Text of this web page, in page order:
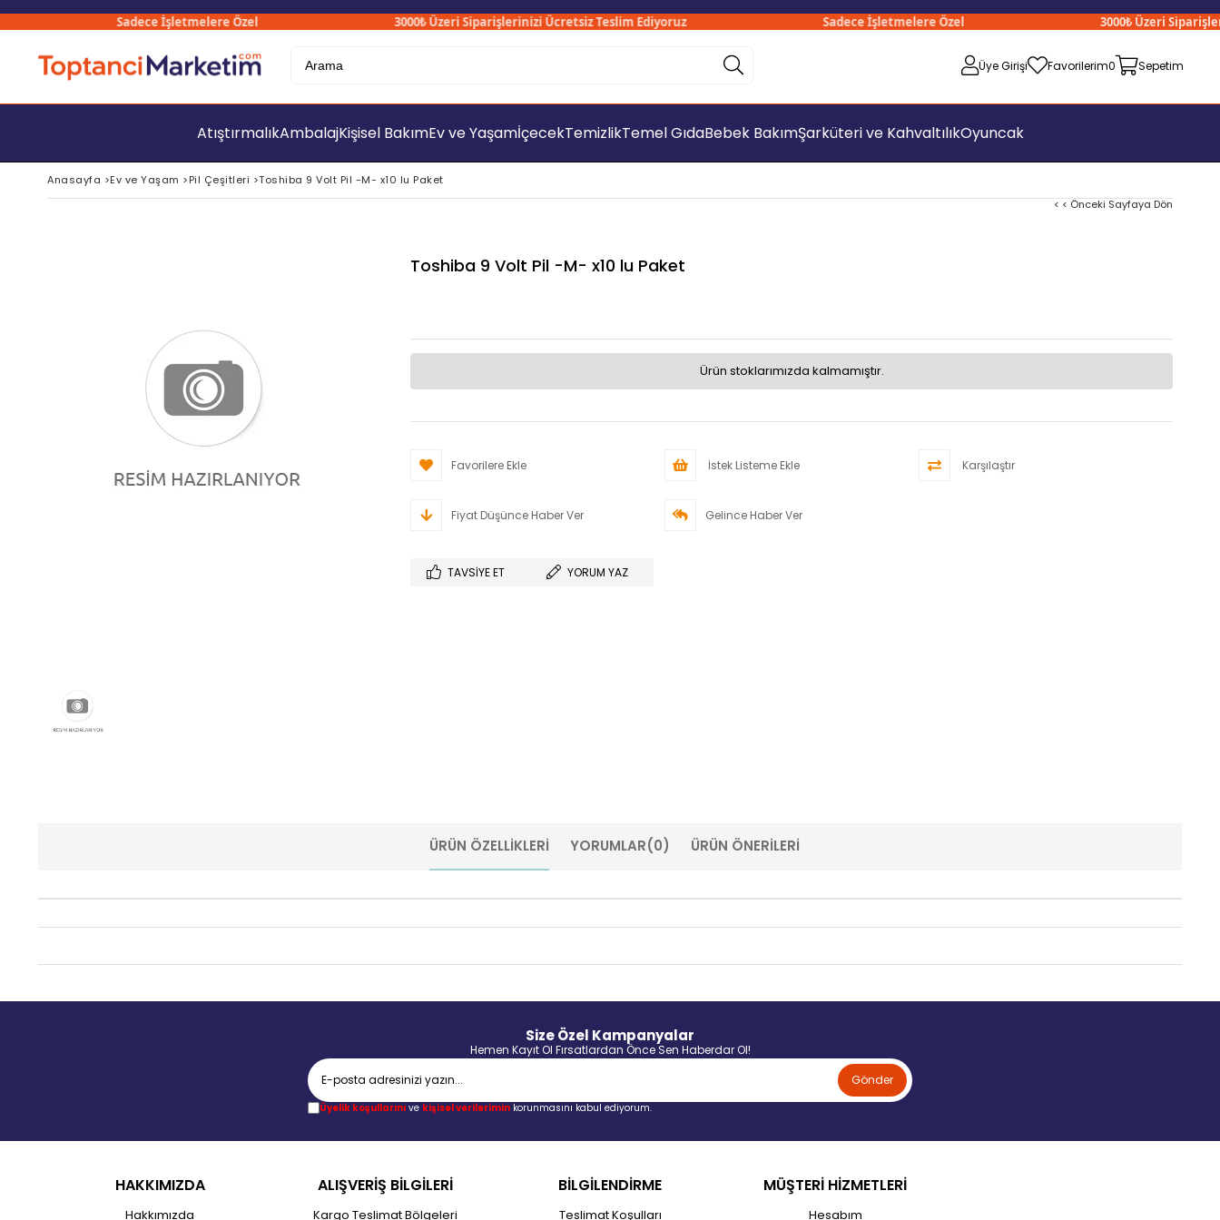
Sadece İşletmelere Özel 3000₺ Üzeri Siparişlerinizi Ücretsiz Teslim Ediyoruz Sadece İşletmelere Özel 3000₺ Üzeri
Üye Girişi Favorilerim0 Sepetim
AtıştırmalıkAmbalajKişisel BakımEv ve YaşamİçecekTemizlikTemel GıdaBebek BakımŞarküteri ve KahvaltılıkOyuncak
Anasayfa >Ev ve Yaşam >Pil Çeşitleri >Toshiba 9 Volt Pil -M- x10 lu Paket
< < Önceki Sayfaya Dön
Toshiba 9 Volt Pil -M- x10 lu Paket
Ürün stoklarımızda kalmamıştır.
Favorilere Ekle İstek Listeme Ekle Karşılaştır
Fiyat Düşünce Haber Ver Gelince Haber Ver
TAVSIYE ET YORUM YAZ
ÜRÜN ÖZELLIKLERI YORUMLAR(0) ÜRÜN ÖNERILERI
Size Özel Kampanyalar
Hemen Kayıt Ol Fırsatlardan Önce Sen Haberdar Ol!
Gönder
Üyelik koşullarınıve kişisel verileriminkorunmasını kabul ediyorum.
HAKKIMIZDA
Hakkımızda
ALIŞVERİŞ BİLGİLERİ
Kargo Teslimat Bölgeleri
BİLGİLENDİRME
Teslimat Koşulları
MÜŞTERİ HİZMETLERİ
Hesabım